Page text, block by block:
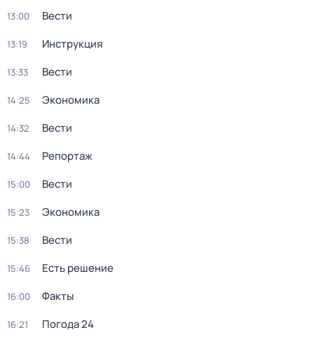
13:00 Вести
13:19 Инструкция
13:33 Вести
14:25 Экономика
14:32 Вести
14:44 Репортаж
15:00 Вести
15:23 Экономика
15:38 Вести
15:46 Есть решение
16:00 Факты
16:21 Погода 24